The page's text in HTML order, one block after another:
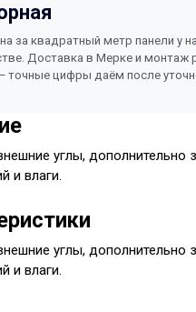
за квадратный метр панели у
Доставка в Мерке и монтаж
точные цифры даём после
углы, дополнительно
и влаги.
углы, дополнительно
и влаги.